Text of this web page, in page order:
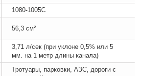
1080-1005С
56,3 см²
3,71 л/сек (при уклоне 0,5% или 5
мм. на 1 метр длины канала)
Тротуары, парковки, АЗС, дороги с